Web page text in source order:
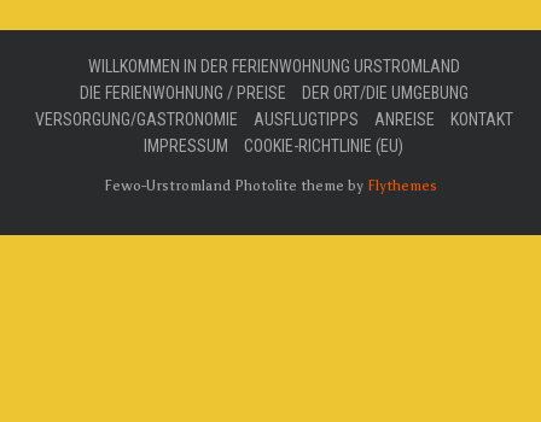
WILLKOMMEN IN DER FERIENWOHNUNG URSTROMLAND
DIE FERIENWOHNUNG / PREISE
DER ORT/DIE UMGEBUNG
VERSORGUNG/GASTRONOMIE
AUSFLUGTIPPS ANREISE
KONTAKT
IMPRESSUM
COOKIE-RICHTLINIE (EU)
Fewo-Urstromland Photolite theme by Flythemes